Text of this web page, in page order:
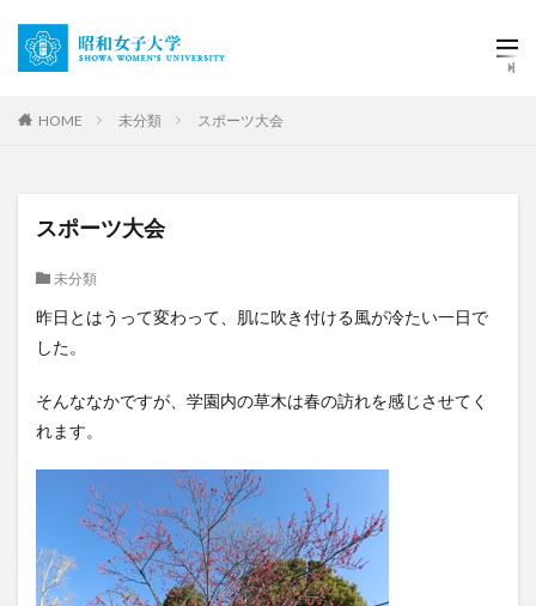
HOME 未分類 スポーツ大会
スポーツ大会
未分類
昨日とはうって変わって、肌に吹き付ける風が冷たい一日で
した。
そんななかですが、学園内の草木は春の訪れを感じさせてく
れます。